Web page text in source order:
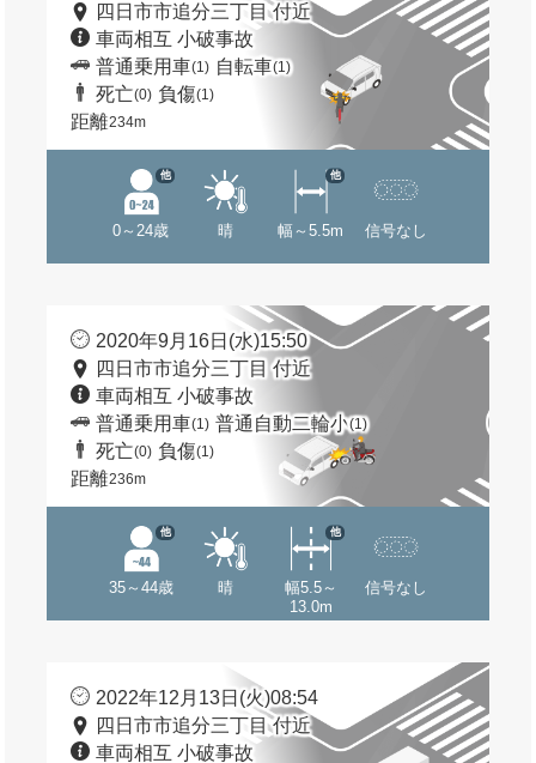
四日市市追分三丁目 付近
車両相互 小破事故
普通乗用車(1) 自転車(1)
死亡(0) 負傷(1)
距離234m
0～24歳
他
晴 幅～5.5m
他
信号なし
2020年9月16日(水)15:50
四日市市追分三丁目 付近
車両相互 小破事故
普通乗用車(1) 普通自動二輪小(1)
死亡(0) 負傷(1)
距離236m
35～44歳
他
晴
幅5.5～
13.0m
他
信号なし
2022年12月13日(火)08:54
四日市市追分三丁目 付近
車両相互 小破事故